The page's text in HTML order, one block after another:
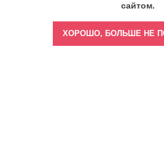
сайтом.
ХОРОШО, БОЛЬШЕ НЕ